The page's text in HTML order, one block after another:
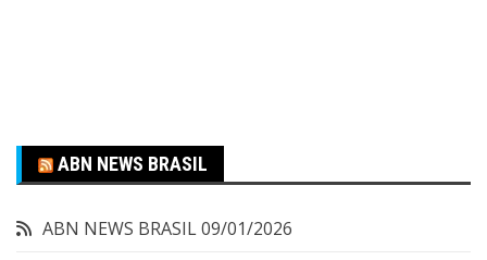
ABN NEWS BRASIL
ABN NEWS BRASIL09/01/2026